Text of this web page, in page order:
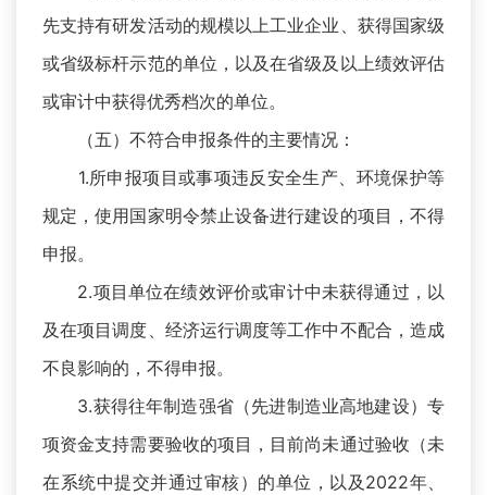
先支持有研发活动的规模以上工业企业、获得国家级
或省级标杆示范的单位，以及在省级及以上绩效评估
或审计中获得优秀档次的单位。
（五）不符合申报条件的主要情况：
1.所申报项目或事项违反安全生产、环境保护等
规定，使用国家明令禁止设备进行建设的项目，不得
申报。
2.项目单位在绩效评价或审计中未获得通过，以
及在项目调度、经济运行调度等工作中不配合，造成
不良影响的，不得申报。
3.获得往年制造强省（先进制造业高地建设）专
项资金支持需要验收的项目，目前尚未通过验收（未
在系统中提交并通过审核）的单位，以及2022年、